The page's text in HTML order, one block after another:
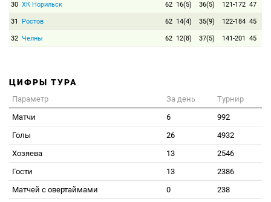
30 ХК Норильск 62 16(5) 36(5) 121-172 47
31 Ростов 62 14(4) 35(9) 122-184 45
32 Челны 62 12(8) 37(5) 141-201 45
ЦИФРЫ ТУРА
Параметр За день
Турнир
Матчи
6
992
Голы
26
4932
Хозяева
13
2546
Гости
13
2386
Матчей с овертаймами
0
238